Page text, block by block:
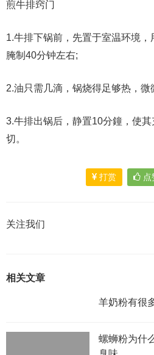
煎牛排窍门
1.牛排下锅前，先置于室温环境
腌制40分钟左右;
2.油只需几滴，锅烧得足够热，微
3.牛排出锅后，静置10分鐘，使
切。
打赏
关注我们
相关文章
羊奶粉有很
螺蛳粉为什